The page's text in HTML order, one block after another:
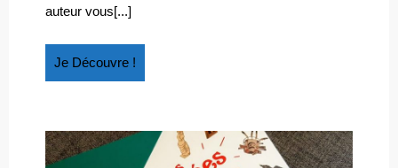
auteur vous[...]
Je Découvre !
Découvre